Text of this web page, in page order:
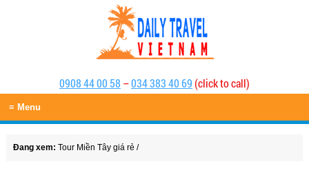
0908 44 00 58 –034 383 40 69 (click to call)
≡ Menu
Đang xem: Tour Miền Tây giá rẻ /